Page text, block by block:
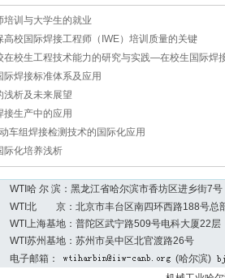
训与大学生的就业
校国际焊接工程师（IWE）培训质量的关键
在校生工程技术能力的研究与实践—在校生国际焊
焊接标准体系及应用
浅析及未来展望
生产中的应用
车组焊接检测技术的国际化应用
际化培养浅析
WTI哈 尔 滨：黑龙江省哈尔滨市香坊区进乡街
WTI北 京：北京市丰台区南四环西路188号总
WTI上海基地：普陀区武宁路509号电科大厦22层
WTI苏州基地：苏州市吴中区北官渡路26号
电子邮箱：
(哈尔滨)